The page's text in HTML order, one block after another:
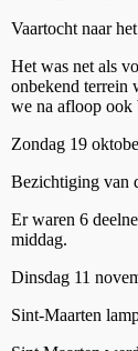
Vaartocht naar
Het was net als
onbekend terrein
we na afloop ook
Zondag 19
Bezichtiging
Er waren 6
middag.
Dinsdag 11
Sint-Maarten